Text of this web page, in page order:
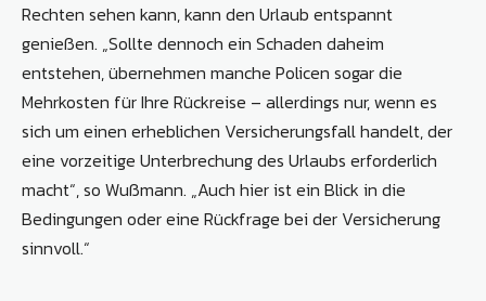
Rechten sehen kann, kann den Urlaub entspannt
genießen. „Sollte dennoch ein Schaden daheim
entstehen, übernehmen manche Policen sogar die
Mehrkosten für Ihre Rückreise – allerdings nur, wenn es
sich um einen erheblichen Versicherungsfall handelt, der
eine vorzeitige Unterbrechung des Urlaubs erforderlich
macht“, so Wußmann. „Auch hier ist ein Blick in die
Bedingungen oder eine Rückfrage bei der Versicherung
sinnvoll.“